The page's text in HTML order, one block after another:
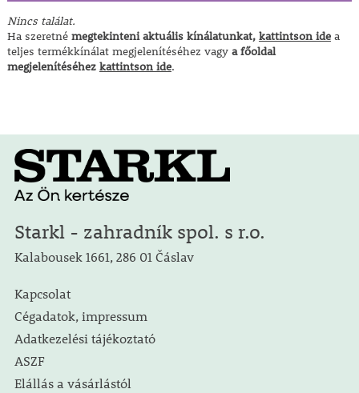
Nincs találat.
Ha szeretné megtekinteni aktuális kínálatunkat, kattintson idea
teljes termékkínálat megjelenítéséhez vagy a főoldal
megjelenítéséhez kattintson ide.
Starkl - zahradník spol. s r.o.
Kalabousek 1661, 286 01 Čáslav
Kapcsolat
Cégadatok, impressum
Adatkezelési tájékoztató
ASZF
Elállás a vásárlástól